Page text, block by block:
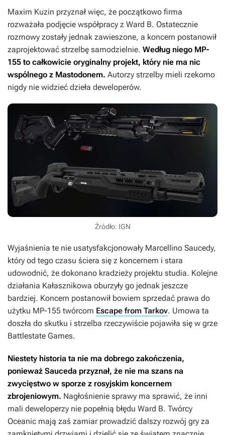
Maxim Kuzin przyznał więc, że początkowo firma
rozważała podjęcie współpracy z Ward B. Ostatecznie
rozmowy zostały jednak zawieszone, a koncern postanowił
zaprojektować strzelbę samodzielnie. Według niego MP-
155 to całkowicie oryginalny projekt, który nie ma nic
wspólnego z Mastodonem. Autorzy strzelby mieli rzekomo
nigdy nie widzieć dzieła deweloperów.
Źródło: IGN
Wyjaśnienia te nie usatysfakcjonowały Marcellino Saucedy,
który od tego czasu ściera się z koncernem i stara
udowodnić, że dokonano kradzieży projektu studia. Kolejne
działania Kałasznikowa oburzyły go jednak jeszcze
bardziej. Koncern postanowił bowiem sprzedać prawa do
użytku MP-155 twórcom Escape from Tarkov. Umowa ta
doszła do skutku i strzelba rzeczywiście pojawiła się w grze
Battlestate Games.
Niestety historia ta nie ma dobrego zakończenia,
ponieważ Sauceda przyznał, że nie ma szans na
zwycięstwo w sporze z rosyjskim koncernem
zbrojeniowym. Nagłośnienie sprawy ma sprawić, że inni
mali deweloperzy nie popełnią błędu Ward B. Twórcy
Oceanic mają zaś zamiar prowadzić dalszy rozwój gry za